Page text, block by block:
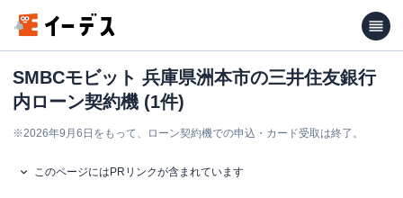
SMBCモビット 兵庫県洲本市の三井住友銀行
内ローン契約機 (1件)
※2026年9月6日をもって、ローン契約機での申込・カード受取は終了。
このページにはPRリンクが含まれています